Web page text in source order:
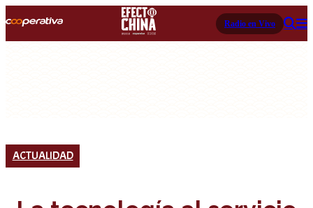
Radio en Vivo
ACTUALIDAD